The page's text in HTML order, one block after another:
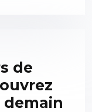
de
demain